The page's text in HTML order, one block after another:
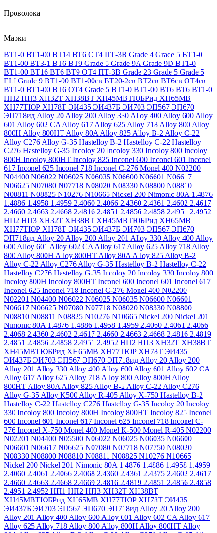
Проволока
Марки
ВТ1-0 ВТ1-00 ВТ14 ВТ6 ОТ4 ПТ-3В Grade 4 Grade 5 ВТ1-0
ВТ1-00 ВТ3-1 ВТ6 ВТ9 Grade 5 Grade 9A Grade 9D ВТ1-0
ВТ1-00 ВТ16 ВТ6 ВТ9 ОТ4 ПТ-3В Grade 23 Grade 5 Grade 5
ELI Grade 9 ВТ1-00 ВТ1-00св ВТ20-2св ВТ2св ВТ6св ОТ4св
ВТ1-0 ВТ1-00 ВТ6 ОТ4 Grade 5 ВТ1-0 ВТ1-00 ВТ6 ВТ6 ВТ1-0
НП2 НП3 ХН32Т ХН38ВТ ХН45МВТЮБРид ХН65МВ
ХН77ТЮР ХН78Т ЭИ435 ЭИ437Б ЭИ703 ЭП567 ЭП670
ЭП718ид Alloy 20 Alloy 200 Alloy 330 Alloy 400 Alloy 600 Alloy
601 Alloy 602 CA Alloy 617 Alloy 625 Alloy 718 Alloy 800 Alloy
800H Alloy 800HT Alloy 80A Alloy 825 Alloy B-2 Alloy C-22
Alloy C276 Alloy G-35 Hastelloy B-2 Hastelloy C-22 Hastelloy
C276 Hastelloy G-35 Incoloy 20 Incoloy 330 Incoloy 800 Incoloy
800H Incoloy 800HT Incoloy 825 Inconel 600 Inconel 601 Inconel
617 Inconel 625 Inconel 718 Inconel C-276 Monel 400 N02200
N04400 N06022 N06025 N06035 N06600 N06601 N06617
N06625 N07080 N07718 N08020 N08330 N08800 N08810
N08811 N08825 N10276 N10665 Nickel 200 Nimonic 80A 1.4876
1.4886 1.4958 1.4959 2.4060 2.4066 2.4360 2.4361 2.4602 2.4617
2.4660 2.4663 2.4668 2.4816 2.4851 2.4856 2.4858 2.4951 2.4952
НП2 НП3 ХН32Т ХН38ВТ ХН45МВТЮБРид ХН65МВ
ХН77ТЮР ХН78Т ЭИ435 ЭИ437Б ЭИ703 ЭП567 ЭП670
ЭП718ид Alloy 20 Alloy 200 Alloy 201 Alloy 330 Alloy 400 Alloy
600 Alloy 601 Alloy 602 CA Alloy 617 Alloy 625 Alloy 718 Alloy
800 Alloy 800H Alloy 800HT Alloy 80A Alloy 825 Alloy B-2
Alloy C-22 Alloy C276 Alloy G-35 Hastelloy B-2 Hastelloy C-22
Hastelloy C276 Hastelloy G-35 Incoloy 20 Incoloy 330 Incoloy 800
Incoloy 800H Incoloy 800HT Inconel 600 Inconel 601 Inconel 617
Inconel 625 Inconel 718 Inconel C-276 Monel 400 N02200
N02201 N04400 N06022 N06025 N06035 N06600 N06601
N06617 N06625 N07080 N07718 N08020 N08330 N08800
N08810 N08811 N08825 N10276 N10665 Nickel 200 Nickel 201
Nimonic 80A 1.4876 1.4886 1.4958 1.4959 2.4060 2.4061 2.4066
2.4068 2.4360 2.4602 2.4617 2.4660 2.4663 2.4668 2.4816 2.4819
2.4851 2.4856 2.4858 2.4951 2.4952 НП2 НП3 ХН32Т ХН38ВТ
ХН45МВТЮБРид ХН65МВ ХН77ТЮР ХН78Т ЭИ435
ЭИ437Б ЭИ703 ЭП567 ЭП670 ЭП718ид Alloy 20 Alloy 200
Alloy 201 Alloy 330 Alloy 400 Alloy 600 Alloy 601 Alloy 602 CA
Alloy 617 Alloy 625 Alloy 718 Alloy 800 Alloy 800H Alloy
800HT Alloy 80A Alloy 825 Alloy B-2 Alloy C-22 Alloy C276
Alloy G-35 Alloy K500 Alloy R-405 Alloy X-750 Hastelloy B-2
Hastelloy C-22 Hastelloy C276 Hastelloy G-35 Incoloy 20 Incoloy
330 Incoloy 800 Incoloy 800H Incoloy 800HT Incoloy 825 Inconel
600 Inconel 601 Inconel 617 Inconel 625 Inconel 718 Inconel C-
276 Inconel X-750 Monel 400 Monel K-500 Monel R-405 N02200
N02201 N04400 N05500 N06022 N06025 N06035 N06600
N06601 N06617 N06625 N07080 N07718 N07750 N08020
N08330 N08800 N08810 N08811 N08825 N10276 N10665
Nickel 200 Nickel 201 Nimonic 80A 1.4876 1.4886 1.4958 1.4959
2.4060 2.4061 2.4066 2.4068 2.4360 2.4361 2.4375 2.4602 2.4617
2.4660 2.4663 2.4668 2.4669 2.4816 2.4819 2.4851 2.4856 2.4858
2.4951 2.4952 НП1 НП2 НП3 ХН32Т ХН38ВТ
ХН45МВТЮБРид ХН65МВ ХН77ТЮР ХН78Т ЭИ435
ЭИ437Б ЭИ703 ЭП567 ЭП670 ЭП718ид Alloy 20 Alloy 200
Alloy 201 Alloy 400 Alloy 600 Alloy 601 Alloy 602 CA Alloy 617
Alloy 625 Alloy 718 Alloy 800 Alloy 800H Alloy 800HT Alloy